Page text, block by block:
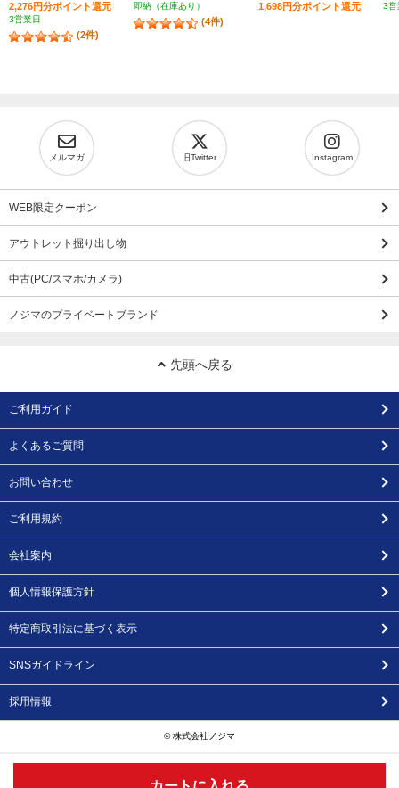
2,276円分ポイント還元
3営業日
(2件)
即納（在庫あり）
(4件)
1,698円分ポイント還元 3営
メルマガ 旧Twitter Instagram
WEB限定クーポン
アウトレット掘り出し物
中古(PC/スマホ/カメラ)
ノジマのプライベートブランド
先頭へ戻る
ご利用ガイド
よくあるご質問
お問い合わせ
ご利用規約
会社案内
個人情報保護方針
特定商取引法に基づく表示
SNSガイドライン
採用情報
© 株式会社ノジマ